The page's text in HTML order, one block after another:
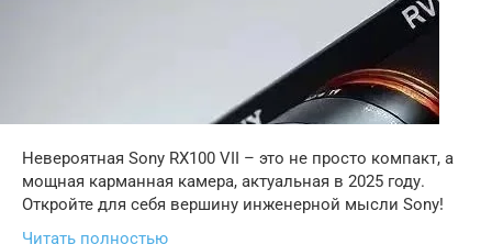
Невероятная Sony RX100 VII – это не просто компакт, а
мощная карманная камера, актуальная в 2025 году.
Откройте для себя вершину инженерной мысли Sony!
Читать полностью